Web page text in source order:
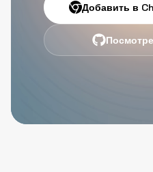
Добавить в